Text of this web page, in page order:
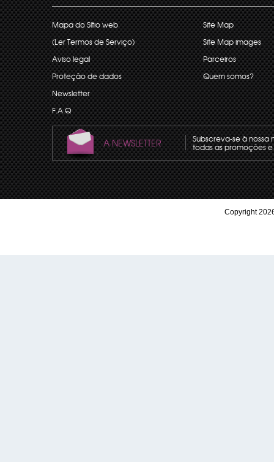
Mapa do Sítio web
(Ler Termos de Serviço)
Aviso legal
Proteção de dados
Newsletter
F.A.Q
Site Map
Site Map images
Parceiros
Quem somos?
A NEWSLETTER Subscreva-se à
todas as promoções
Copyright